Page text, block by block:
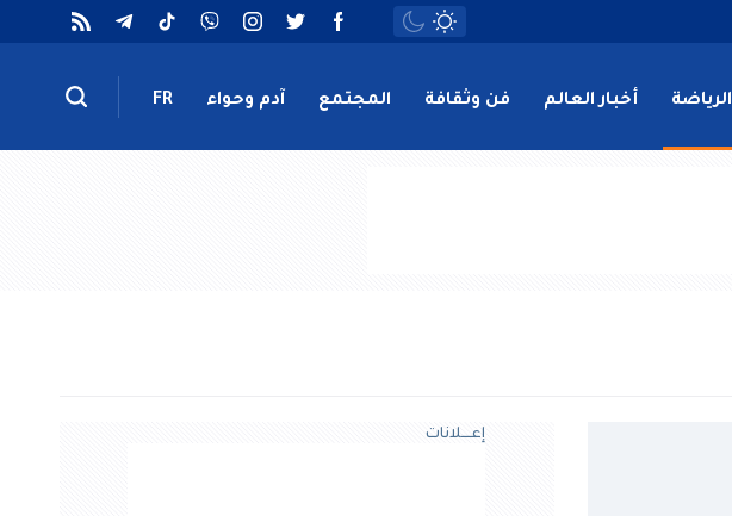
الرياضة أخبار العالم فن وثقافة المجتمع آدم وحواء FR
إعــــلانات